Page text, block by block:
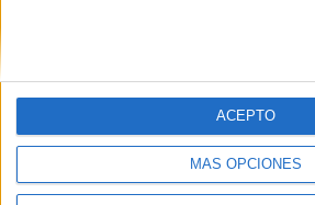
MÁS OPCIONES
ACEPTO
Y como regalo de agradecimiento, por
gratis una copia de nuestro ebook con
primer año de universidad